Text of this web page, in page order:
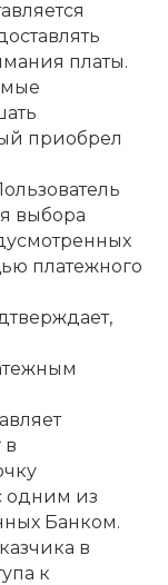
платы.
приобрел
выбора
платежного
в
одним из
Банком.
в
к